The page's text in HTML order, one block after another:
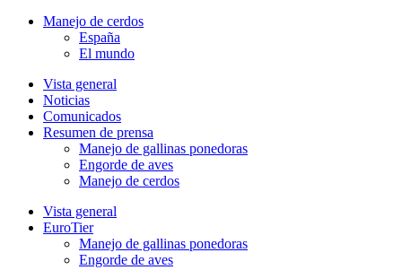
Manejo de cerdos
España
El mundo
Vista general
Noticias
Comunicados
Resumen de prensa
Manejo de gallinas ponedoras
Engorde de aves
Manejo de cerdos
Vista general
EuroTier
Manejo de gallinas ponedoras
Engorde de aves